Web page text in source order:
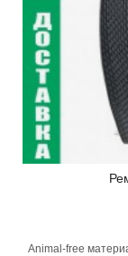
Animal-free